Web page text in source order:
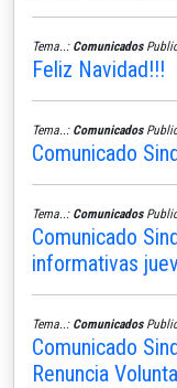
Tema..: Comunicados
Feliz Navidad!!!
Tema..: Comunicados
Comunicado
Tema..: Comunicados
Comunicado
informativas
Tema..: Comunicados
Comunicado
Renuncia